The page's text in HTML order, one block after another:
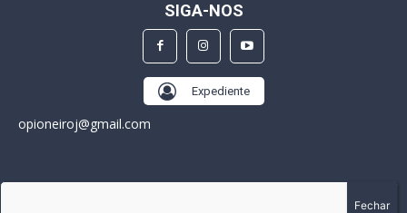
SIGA-NOS
Expediente
opioneiroj@gmail.com